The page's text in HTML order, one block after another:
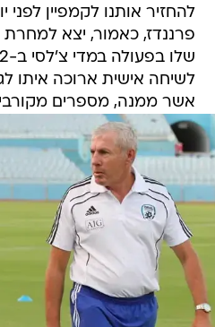
להחזיר אותנו לקמפיין לפני
פרננדז, כאמור, יצא
לשיחה אישית ארוכה איתו
אשר ממנה, מספרים